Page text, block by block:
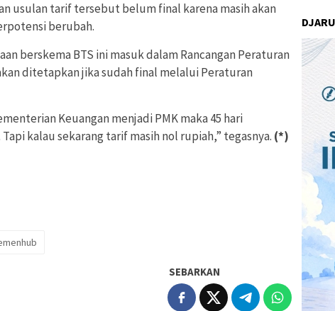
usulan tarif tersebut belum final karena masih akan
berubah.
berskema BTS ini masuk dalam Rancangan Peraturan
ditetapkan jika sudah final melalui Peraturan
Keuangan menjadi PMK maka 45 hari
kalau sekarang tarif masih nol rupiah,” tegasnya. (*)
SEBARKAN